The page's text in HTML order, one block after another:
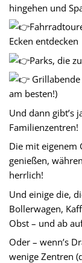
hingehen und
Ecken entdecken
Parks, die
am besten!)
Und dann gibt’s
Familienzentren!
Die mit eigenem
genießen,
herrlich!
Und einige die,
Bollerwagen,
Obst – und ab
Oder – wenn’s
wenige Zentren